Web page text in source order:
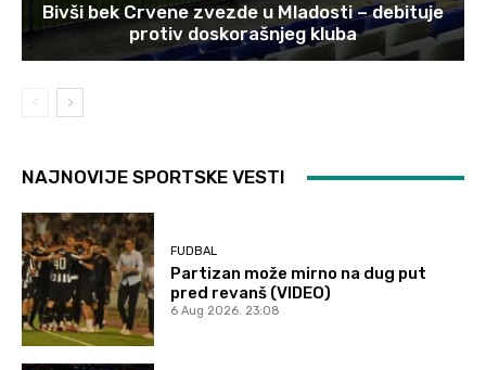
Bivši bek Crvene zvezde u Mladosti – debituje
protiv doskorašnjeg kluba
NAJNOVIJE SPORTSKE VESTI
FUDBAL
Partizan može mirno na dug put
pred revanš (VIDEO)
6 Aug 2026. 23:08